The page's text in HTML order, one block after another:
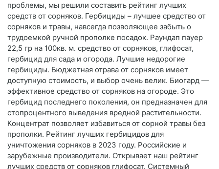
проблемы, мы решили составить рейтинг лучших
средств от сорняков. Гербициды – лучшее средство от
сорняков и травы, навсегда позволяющее забыть о
трудоемкой ручной прополке посадок. Раундап пауер
22,5 гр на 100кв. м. средство от сорняков, глифосат,
гербицид для сада и огорода. Лучшие недорогие
гербициды. Бюджетная отрава от сорняков имеет
доступную стоимость, и выбор очень велик. Биогард —
эффективное средство от сорняков на огороде. Это
гербицид последнего поколения, он предназначен для
стопроцентного выведения вредной растительности.
Концентрат позволяет избавиться от сорной травы без
прополки. Рейтинг лучших гербицидов для
уничтожения сорняков в 2023 году. Российские и
зарубежные производители. Открывает наш рейтинг
лучших средств от сорняков глифосат. Системный